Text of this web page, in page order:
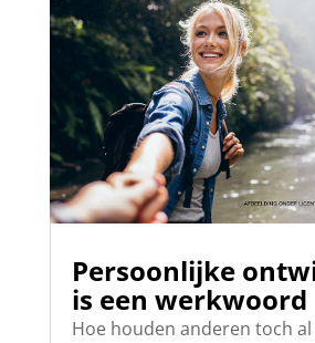
Persoonlijke
is een werkwoord
Hoe houden anderen toch